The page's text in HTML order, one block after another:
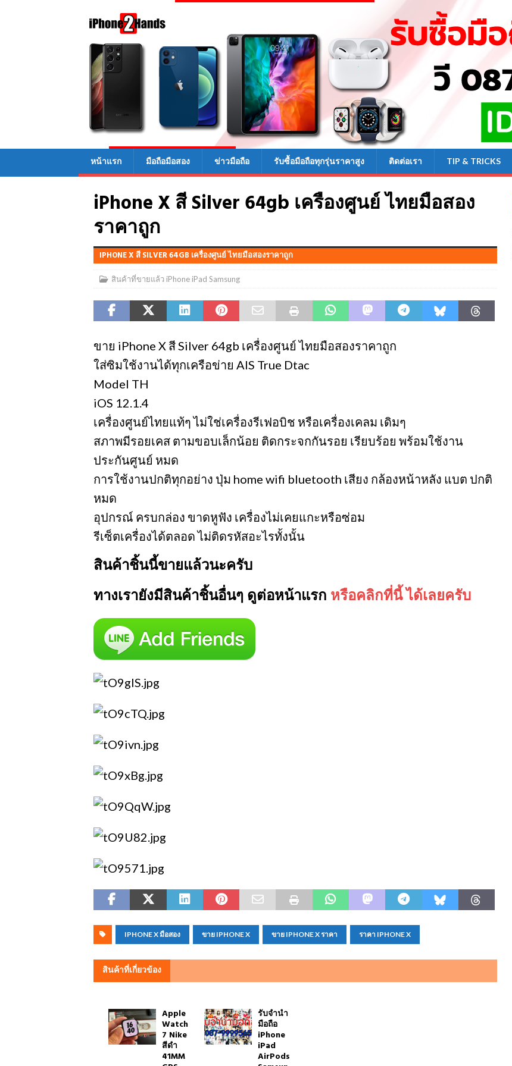
หน้าแรก มือถือมือสอง ข่าวมือถือ รับซื้อมือถือทุกรุ่นราคาสูง ติดต่อเรา TIP & TRICKS
iPhone X สี Silver 64gb เครื่องศูนย์ ไทยมือสอง
ราคาถูก
IPHONE X สี SILVER 64GB เครื่องศูนย์ ไทยมือสองราคาถูก
สินค้าที่ขายแล้ว iPhone iPad Samsung
ขาย iPhone X สี Silver 64gb เครื่องศูนย์ ไทยมือสองราคาถูก
ใส่ซิมใช้งานได้ทุกเครือข่าย AIS True Dtac
Model TH
iOS 12.1.4
เครื่องศูนย์ไทยแท้ๆ ไม่ใช่เครื่องรีเฟอบิช หรือเครื่องเคลม เดิมๆ
สภาพมีรอยเคส ตามขอบเล็กน้อย ติดกระจกกันรอย เรียบร้อย พร้อมใช้งาน
ประกันศูนย์ หมด
การใช้งานปกติทุกอย่าง ปุ่ม home wifi bluetooth เสียง กล้องหน้าหลัง แบต ปกติ
หมด
อุปกรณ์ ครบกล่อง ขาดหูฟัง เครื่องไม่เคยแกะหรือซ่อม
รีเซ็ตเครื่องได้ตลอด ไม่ติดรหัสอะไรทั้งนั้น
สินค้าชิ้นนี้ขายแล้วนะครับ
ทางเรายังมีสินค้าชิ้นอื่นๆ ดูต่อหน้าแรก หรือคลิกที่นี้ ได้เลยครับ
IPHONE X มือสอง ขาย IPHONE X ขาย IPHONE X ราคา ราคา IPHONE X
สินค้าที่เกี่ยวข้อง
Apple
Watch
7 Nike
สีดำ
41MM
รับจำนำ
มือถือ
iPhone
iPad
AirPods